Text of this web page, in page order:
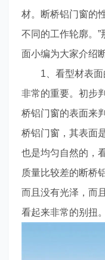
材。断桥铝门窗的
不同的工作轮廓。
面小编为大家介绍
1、看型材表面
非常的重要。初步
桥铝门窗的表面来
桥铝门窗，其表面
也是均匀自然的，
质量比较差的断桥
而且没有光泽，而
看起来非常的别扭。